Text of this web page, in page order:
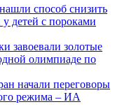
способ снизить
детей с пороками
завоевали золотые
олимпиаде по
начали переговоры
режима – ИА